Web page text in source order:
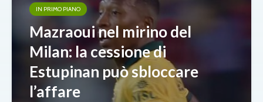
IN PRIMO PIANO
Mazraoui nel mirino del
Milan: la cessione di
Estupinan può sbloccare
l’affare